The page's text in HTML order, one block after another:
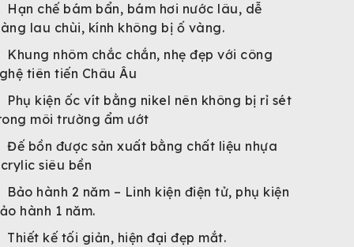
Hạn chế bám bẩn, bám hơi nước lâu, dễ
lau chùi, kính không bị ố vàng.
Khung nhôm chắc chắn, nhẹ đẹp với công
tiên tiến Châu Âu
Phụ kiện ốc vít bằng nikel nên không bị rỉ sét
môi trường ẩm ướt
Đế bồn được sản xuất bằng chất liệu nhựa
siêu bền
Bảo hành 2 năm – Linh kiện điện tử, phụ kiện
hành 1 năm.
Thiết kế tối giản, hiện đại đẹp mắt.